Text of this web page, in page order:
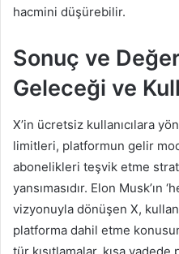
hacmini düşürebilir.
Sonuç ve
Geleceği ve
X’in ücretsiz kullanıcılara
limitleri, platformun gelir
abonelikleri teşvik etme
yansımasıdır. Elon Musk’ın
vizyonuyla dönüşen X,
platforma dahil etme